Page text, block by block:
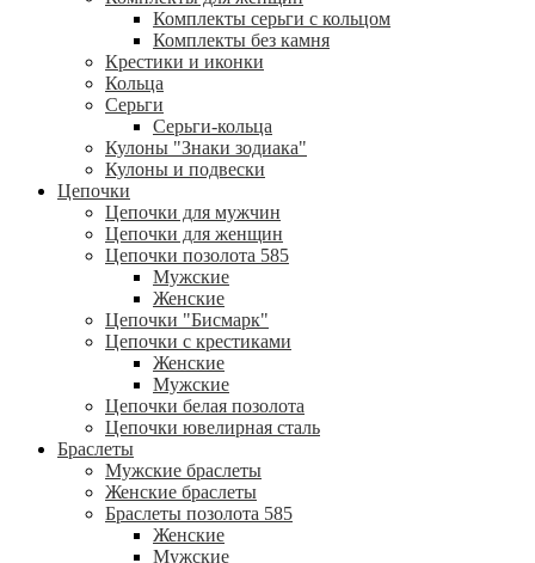
Комплекты серьги с кольцом
Комплекты без камня
Крестики и иконки
Кольца
Серьги
Серьги-кольца
Кулоны "Знаки зодиака"
Кулоны и подвески
Цепочки
Цепочки для мужчин
Цепочки для женщин
Цепочки позолота 585
Мужские
Женские
Цепочки "Бисмарк"
Цепочки с крестиками
Женские
Мужские
Цепочки белая позолота
Цепочки ювелирная сталь
Браслеты
Мужские браслеты
Женские браслеты
Браслеты позолота 585
Женские
Мужские